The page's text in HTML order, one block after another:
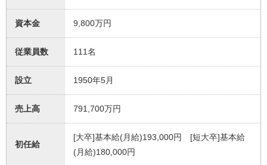
資本金 9,800万円
従業員数 111名
設立 1950年5月
売上高 791,700万円
初任給
[大卒]基本給(月給)193,000円 [短大卒]基本給
(月給)180,000円